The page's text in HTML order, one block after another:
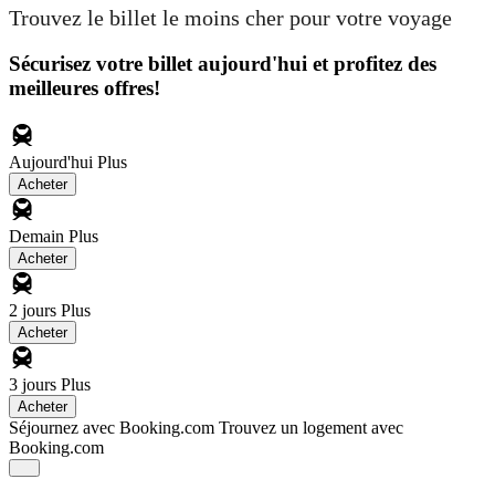
Trouvez le billet le moins cher pour votre voyage
Sécurisez votre billet aujourd'hui et profitez des
meilleures offres!
Aujourd'hui Plus
Acheter
Demain Plus
Acheter
2 jours Plus
Acheter
3 jours Plus
Acheter
Séjournez avec Booking.com Trouvez un logement avec
Booking.com